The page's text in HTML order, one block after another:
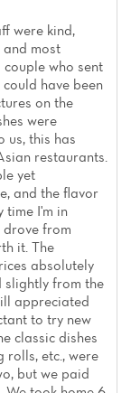
were kind,
and most
who sent
have been
on the
were
us, this has
restaurants.
yet
and the flavor
time I'm in
drove from
it. The
absolutely
slightly from the
appreciated
to try new
classic dishes
rolls, etc., were
but we paid